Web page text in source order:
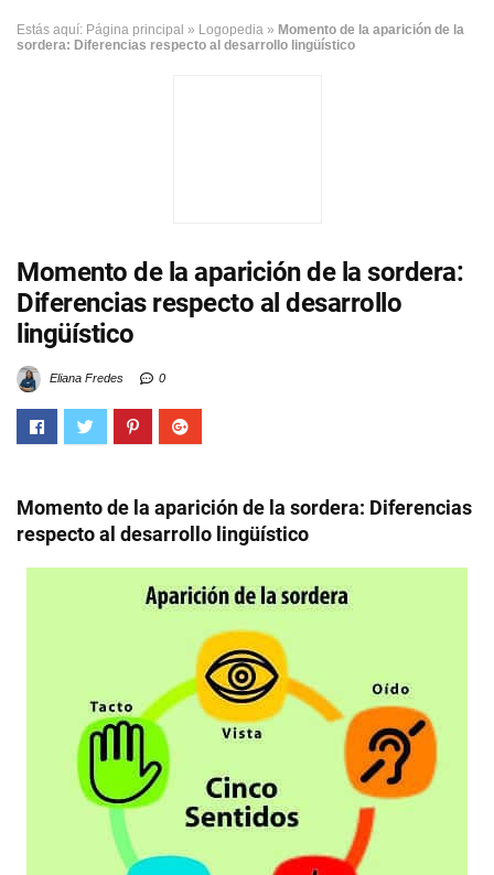
Estás aquí: Página principal » Logopedia » Momento de la aparición de la
sordera: Diferencias respecto al desarrollo lingüístico
Momento de la aparición de la sordera:
Diferencias respecto al desarrollo
lingüístico
Eliana Fredes 0
Momento de la aparición de la sordera: Diferencias
respecto al desarrollo lingüístico